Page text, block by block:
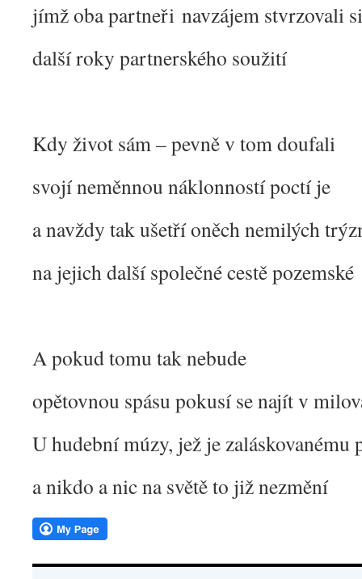
jímž oba partneři navzájem stvrzovali si
další roky partnerského soužití
Kdy život sám – pevně v tom doufali
svojí neměnnou náklonností poctí je
a navždy tak ušetří oněch nemilých
na jejich další společné cestě pozemské
A pokud tomu tak nebude
opětovnou spásu pokusí se najít v
U hudební múzy, jež je zaláskovanému
a nikdo a nic na světě to již nezmění